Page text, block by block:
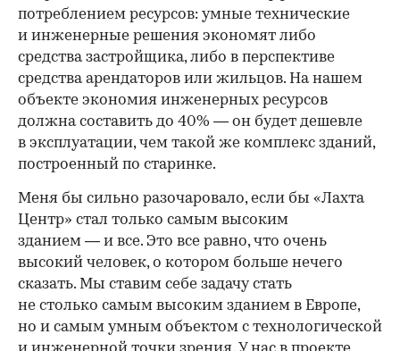
потреблением ресурсов: умные технические
и инженерные решения экономят либо
средства застройщика, либо в перспективе
средства арендаторов или жильцов. На нашем
объекте экономия инженерных ресурсов
должна составить до 40% — он будет дешевле
в эксплуатации, чем такой же комплекс зданий,
построенный по старинке.
Меня бы сильно разочаровало, если бы «Лахта
Центр» стал только самым высоким
зданием — и все. Это все равно, что очень
высокий человек, о котором больше нечего
сказать. Мы ставим себе задачу стать
не столько самым высоким зданием в Европе,
но и самым умным объектом с технологической